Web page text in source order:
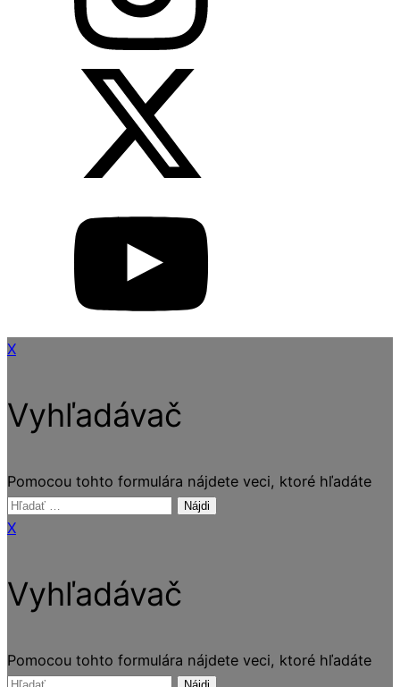
X
Vyhľadávač
Pomocou tohto formulára nájdete veci, ktoré hľadáte
Hľadať:
X
Vyhľadávač
Pomocou tohto formulára nájdete veci, ktoré hľadáte
Hľadať: